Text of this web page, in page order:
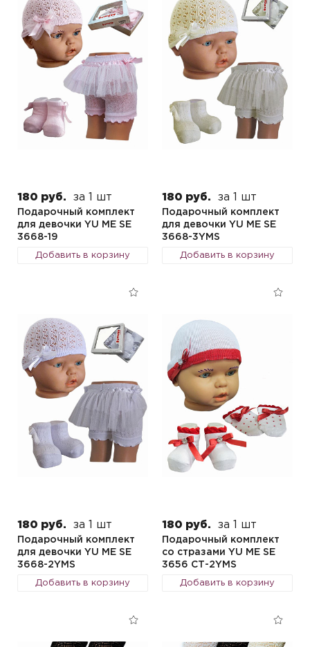
180 руб. за 1 шт
Подарочный комплект
для девочки YU ME SE
3668-19
Добавить в корзину
180 руб. за 1 шт
Подарочный комплект
для девочки YU ME SE
3668-3YMS
Добавить в корзину
180 руб. за 1 шт
Подарочный комплект
для девочки YU ME SE
3668-2YMS
Добавить в корзину
180 руб. за 1 шт
Подарочный комплект
со стразами YU ME SE
3656 СТ-2YMS
Добавить в корзину